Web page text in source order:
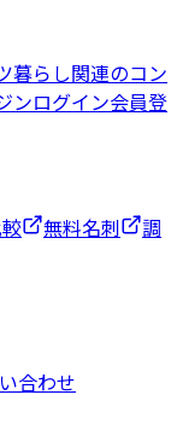
暮らし関連のコン
ンログイン会員登
無料名刺
調
合わせ